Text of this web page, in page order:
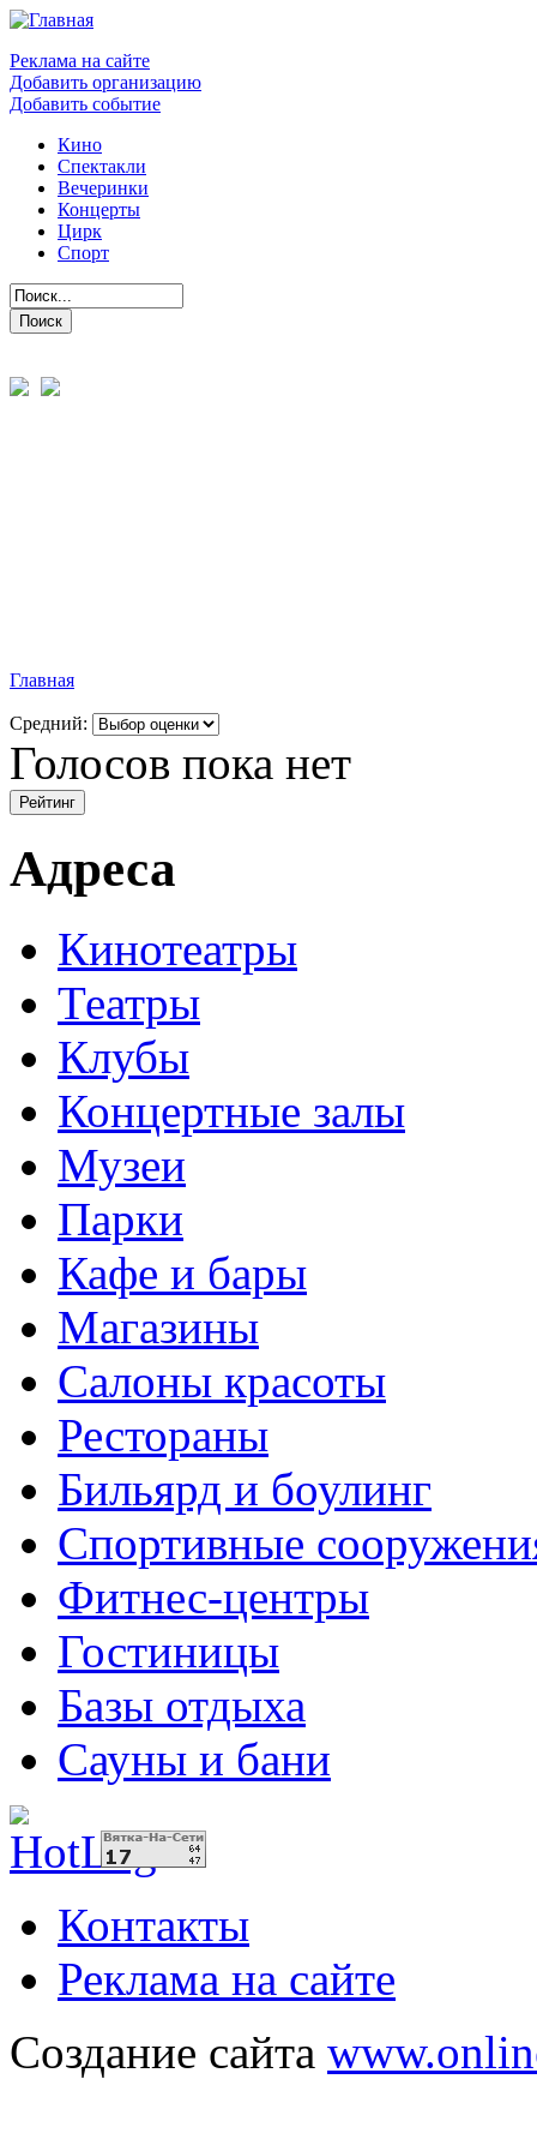
Реклама на сайте
Добавить организацию
Добавить событие
Кино
Спектакли
Вечеринки
Концерты
Цирк
Спорт
Главная
Средний:
Голосов пока нет
Адреса
Кинотеатры
Театры
Клубы
Концертные залы
Музеи
Парки
Кафе и бары
Магазины
Салоны красоты
Рестораны
Бильярд и боулинг
Спортивные
Фитнес-центры
Гостиницы
Базы отдыха
Сауны и бани
Контакты
Реклама на сайте
Создание сайта